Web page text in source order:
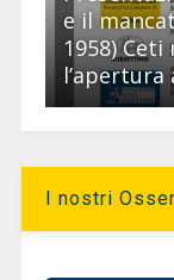
e il
1958)
l’apertura
I nostri